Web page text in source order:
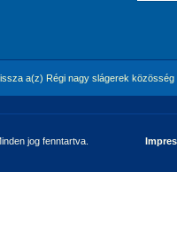
a(z) Régi nagy slágerek
jog fenntartva.